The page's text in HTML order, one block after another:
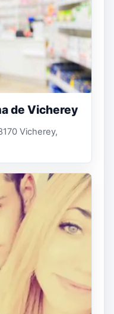
de Vicherey
Vicherey,